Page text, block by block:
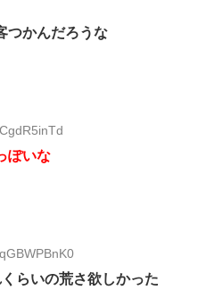
つかんだろうな
ぽいな
らいの荒さ欲しかった